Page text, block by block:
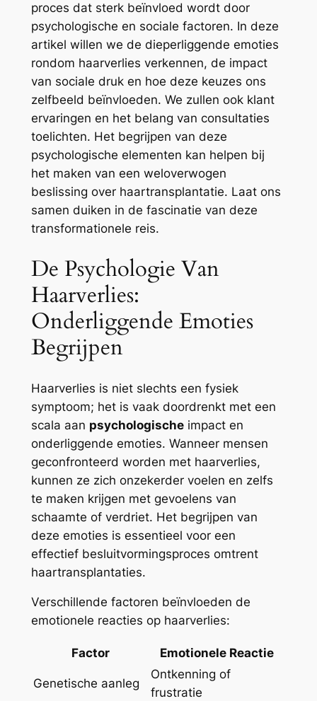
proces dat sterk beïnvloed wordt door
psychologische en sociale factoren. In deze
artikel willen we de dieperliggende emoties
rondom haarverlies verkennen, de impact
van sociale druk en hoe deze keuzes ons
zelfbeeld beïnvloeden. We zullen ook klant
ervaringen en het belang van consultaties
toelichten. Het begrijpen van deze
psychologische elementen kan helpen bij
het maken van een weloverwogen
beslissing over haartransplantatie. Laat ons
samen duiken in de fascinatie van deze
transformationele reis.
De Psychologie Van
Haarverlies:
Onderliggende Emoties
Begrijpen
Haarverlies is niet slechts een fysiek
symptoom; het is vaak doordrenkt met een
scala aan psychologischeimpact en
onderliggende emoties. Wanneer mensen
geconfronteerd worden met haarverlies,
kunnen ze zich onzekerder voelen en zelfs
te maken krijgen met gevoelens van
schaamte of verdriet. Het begrijpen van
deze emoties is essentieel voor een
effectief besluitvormingsproces omtrent
haartransplantaties.
Verschillende factoren beïnvloeden de
emotionele reacties op haarverlies:
Factor Emotionele Reactie
Genetische aanleg
Ontkenning of
frustratie